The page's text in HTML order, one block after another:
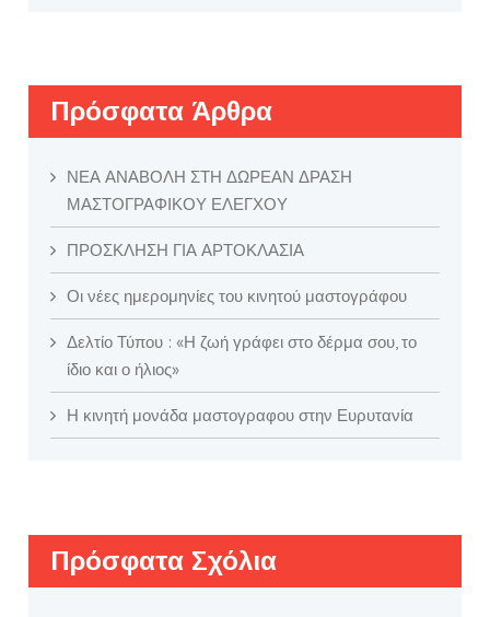
Πρόσφατα Άρθρα
ΝΕΑ ΑΝΑΒΟΛΗ ΣΤΗ ΔΩΡΕΑΝ ΔΡΑΣΗ
ΜΑΣΤΟΓΡΑΦΙΚΟΥ ΕΛΕΓΧΟΥ
ΠΡΟΣΚΛΗΣΗ ΓΙΑ ΑΡΤΟΚΛΑΣΙΑ
Οι νέες ημερομηνίες του κινητού μαστογράφου
Δελτίο Τύπου : «Η ζωή γράφει στο δέρμα σου, το
ίδιο και ο ήλιος»
Η κινητή μονάδα μαστογραφου στην Ευρυτανία
Πρόσφατα Σχόλια